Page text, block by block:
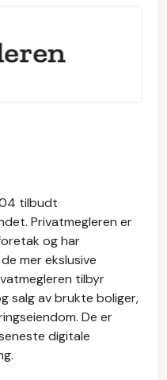
tilbudt
Privatmegleren er
og har
mer ekslusive
tilbyr
salg av brukte boliger,
De er
digitale